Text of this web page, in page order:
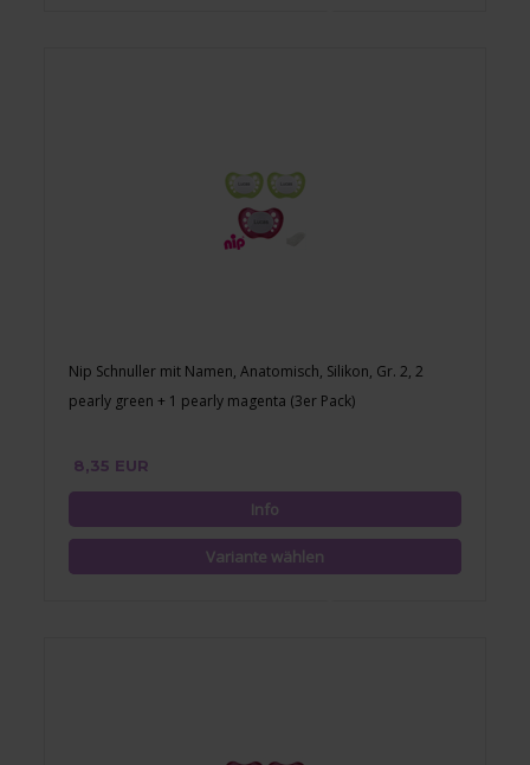
Nip Schnuller mit Namen, Anatomisch, Silikon, Gr. 2, 2
pearly green + 1 pearly magenta (3er Pack)
8,35 EUR